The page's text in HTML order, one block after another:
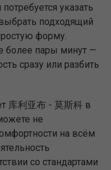
указать
подходящий
форму.
более пары минут —
сразу или разбить
库利亚布 - 莫斯科 в
не
на всём
со стандартами